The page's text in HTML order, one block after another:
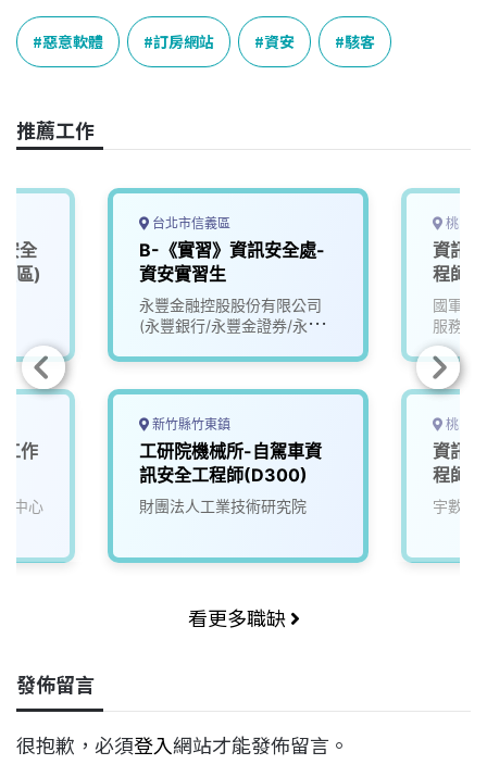
c
e
b
o
k
n
e
r
e
a
n
k
e
n
y
k
惡意軟體 訂房網站 資安 駭客
推薦工作
全
區)
作
中心
台北市信義區
B-《實習》資訊安全處-
資安實習生
永豐金融控股股份有限公司
(永豐銀行/永豐金證券/永豐
新竹縣竹東鎮
工研院機械所-自駕車資
訊安全工程師(D300)
財團法人工業技術研究院
桃園
資訊
程師)
國軍桃
服務處
桃園
資訊
程師
宇數科
看更多職缺
發佈留言
很抱歉，必須登入網站才能發佈留言。